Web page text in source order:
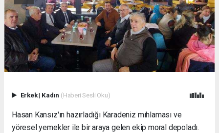
Erkek| Kadın (Haberi Sesli Oku)
Hasan Kansız'ın hazırladığı Karadeniz mıhlaması ve
yöresel yemekler ile bir araya gelen ekip moral depoladı.